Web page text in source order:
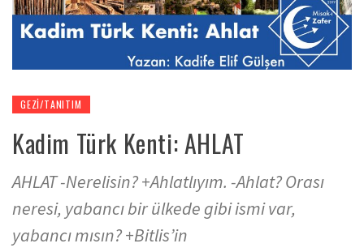
GEZI/TANITIM
Kadim Türk Kenti: AHLAT
AHLAT -Nerelisin? +Ahlatlıyım. -Ahlat? Orası
neresi, yabancı bir ülkede gibi ismi var,
yabancı mısın? +Bitlis’in